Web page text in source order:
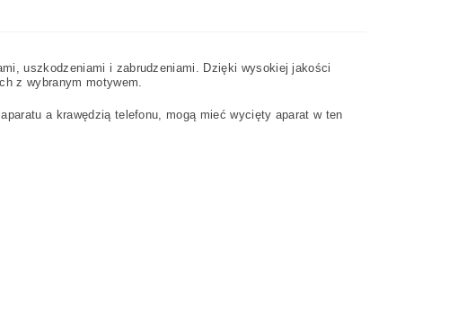
uszkodzeniami i zabrudzeniami. Dzięki wysokiej jakości
z wybranym motywem.
a krawędzią telefonu, mogą mieć wycięty aparat w ten